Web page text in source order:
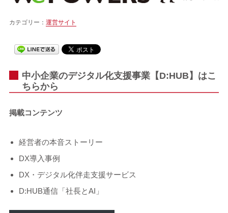
カテゴリー： 運営サイト
中小企業のデジタル化支援事業【D:HUB】はこ
ちらから
掲載コンテンツ
経営者の本音ストーリー
DX導入事例
DX・デジタル化伴走支援サービス
D:HUB通信「社長とAI」